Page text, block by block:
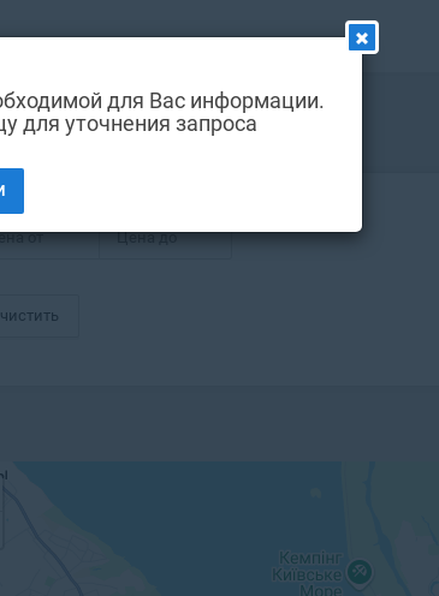
от Цена до
для Вас информации.
для уточнения запроса